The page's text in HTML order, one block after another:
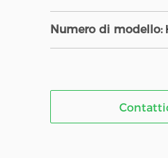
Numero di modello: